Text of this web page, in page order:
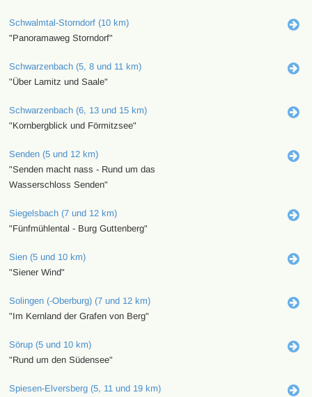
Schwalmtal-Storndorf (10 km)
"Panoramaweg Storndorf"
Schwarzenbach (5, 8 und 11 km)
"Über Lamitz und Saale"
Schwarzenbach (6, 13 und 15 km)
"Kornbergblick und Förmitzsee"
Senden (5 und 12 km)
"Senden macht nass - Rund um das
Wasserschloss Senden"
Siegelsbach (7 und 12 km)
"Fünfmühlental - Burg Guttenberg"
Sien (5 und 10 km)
"Siener Wind"
Solingen (-Oberburg) (7 und 12 km)
"Im Kernland der Grafen von Berg"
Sörup (5 und 10 km)
"Rund um den Südensee"
Spiesen-Elversberg (5, 11 und 19 km)